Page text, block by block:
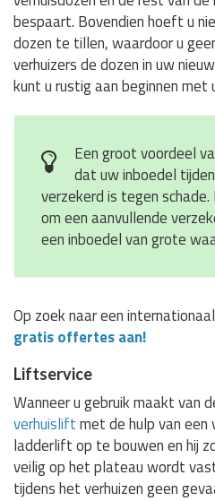
bespaart. Bovendien hoeft u
dozen te tillen, waardoor u
verhuizers de dozen in uw
kunt u rustig aan beginnen met
Een groot voordeel
dat uw inboedel
verzekerd is tegen
om een aanvullende
een inboedel van grote
Op zoek naar een
gratis offertes aan!
Liftservice
Wanneer u gebruik maakt van
verhuisliftmet de hulp van een
ladderlift op te bouwen en hij
veilig op het plateau wordt
tijdens het verhuizen geen